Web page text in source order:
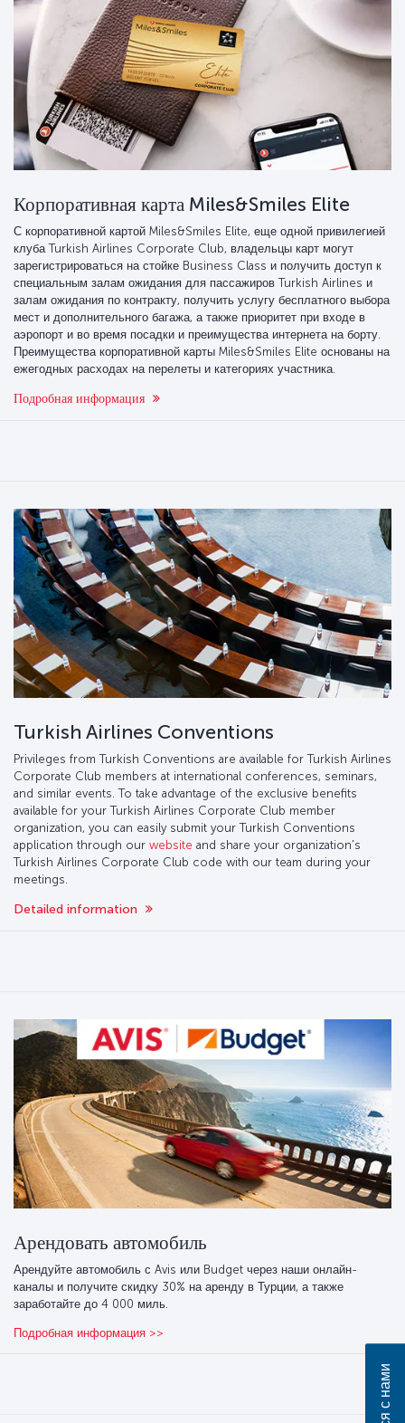
Корпоративная карта Miles&Smiles Elite
С корпоративной картой Miles&Smiles Elite, еще одной привилегией
клуба Turkish Airlines Corporate Club, владельцы карт могут
зарегистрироваться на стойке Business Class и получить доступ к
специальным залам ожидания для пассажиров Turkish Airlines и
залам ожидания по контракту, получить услугу бесплатного выбора
мест и дополнительного багажа, а также приоритет при входе в
аэропорт и во время посадки и преимущества интернета на борту.
Преимущества корпоративной карты Miles&Smiles Elite основаны на
ежегодных расходах на перелеты и категориях участника.
Подробная информация
Turkish Airlines Conventions
Privileges from Turkish Conventions are available for Turkish Airlines
Corporate Club members at international conferences, seminars,
and similar events. To take advantage of the exclusive benefits
available for your Turkish Airlines Corporate Club member
organization, you can easily submit your Turkish Conventions
application through our website and share your organization's
Turkish Airlines Corporate Club code with our team during your
meetings.
Detailed information
Арендовать автомобиль
Арендуйте автомобиль с Avis или Budget через наши онлайн-
каналы и получите скидку 30% на аренду в Турции, а также
заработайте до 4 000 миль.
Подробная информация >>